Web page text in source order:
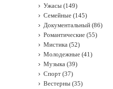
Ужасы (149)
Семейные (145)
Документальный (86)
Романтические (55)
Мистика (52)
Молодежные (41)
Музыка (39)
Спорт (37)
Вестерны (35)